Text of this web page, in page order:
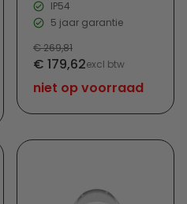
IP54
5 jaar garantie
Verkoopprijs
Normale
prijs
€ 269,81
€ 179,62excl btw
niet op voorraad